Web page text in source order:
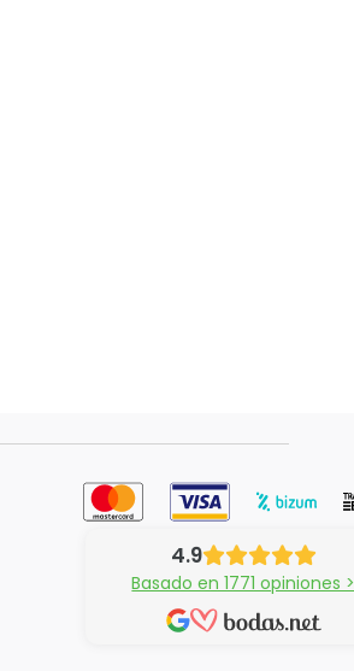
4.9
Basado en 1771 opiniones >